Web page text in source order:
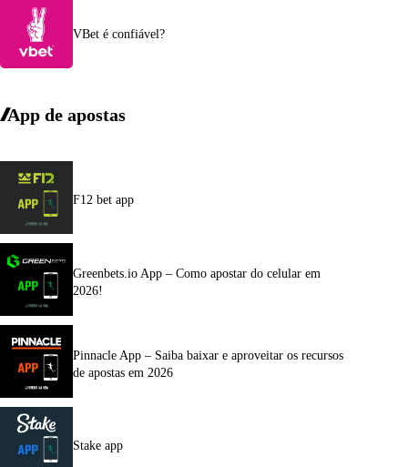
VBet é confiável?
App de apostas
F12 bet app
Greenbets.io App – Como apostar do celular em
2026!
Pinnacle App – Saiba baixar e aproveitar os recursos
de apostas em 2026
Stake app